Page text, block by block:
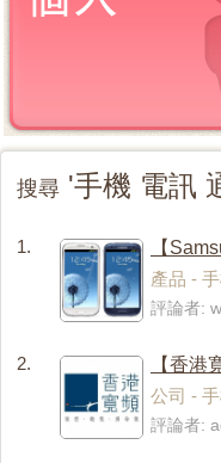
搜尋 '手機 電訊
1.
【
產品 -
評論者:
2.
【香
公司 -
評論者: